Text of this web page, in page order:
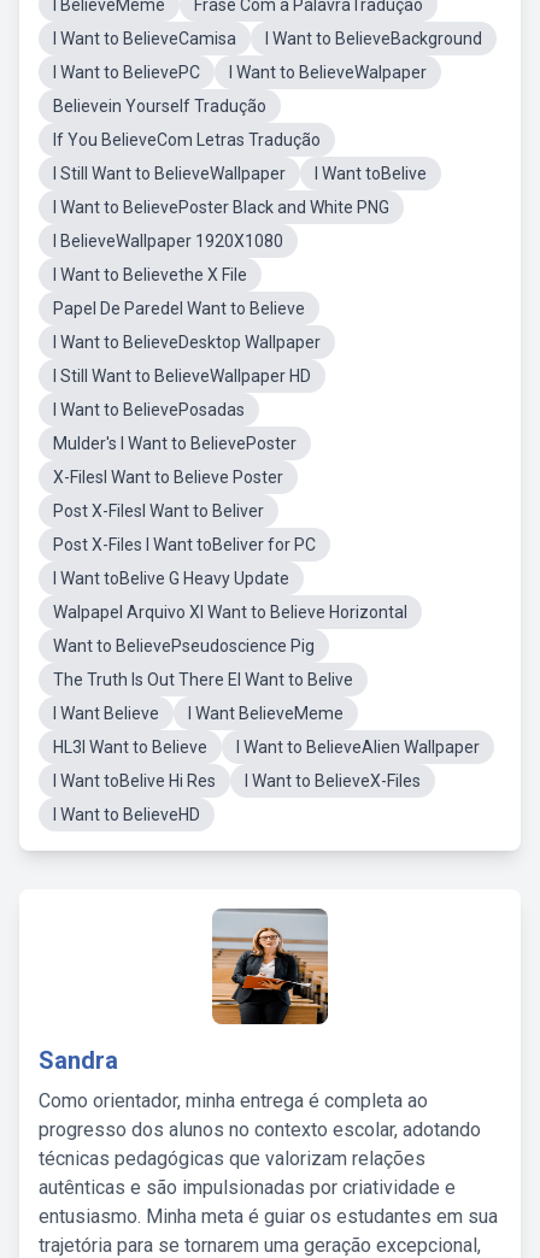
I BelieveMeme
Frase Com a PalavraTradução
I Want to BelieveCamisa
I Want to BelieveBackground
I Want to BelievePC
I Want to BelieveWalpaper
Believein Yourself Tradução
If You BelieveCom Letras Tradução
I Still Want to BelieveWallpaper
I Want toBelive
I Want to BelievePoster Black and White PNG
I BelieveWallpaper 1920X1080
I Want to Believethe X File
Papel De ParedeI Want to Believe
I Want to BelieveDesktop Wallpaper
I Still Want to BelieveWallpaper HD
I Want to BelievePosadas
Mulder's I Want to BelievePoster
X-FilesI Want to Believe Poster
Post X-FilesI Want to Beliver
Post X-Files I Want toBeliver for PC
I Want toBelive G Heavy Update
Walpapel Arquivo XI Want to Believe Horizontal
Want to BelievePseudoscience Pig
The Truth Is Out There EI Want to Belive
I Want Believe
I Want BelieveMeme
HL3I Want to Believe
I Want to BelieveAlien Wallpaper
I Want toBelive Hi Res
I Want to BelieveX-Files
I Want to BelieveHD
Sandra
Como orientador, minha entrega é completa ao
progresso dos alunos no contexto escolar, adotando
técnicas pedagógicas que valorizam relações
autênticas e são impulsionadas por criatividade e
entusiasmo. Minha meta é guiar os estudantes em sua
trajetória para se tornarem uma geração excepcional,